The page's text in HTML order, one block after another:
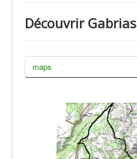
Nous contacter
Gîtes de vacances
Météo à Gabrias
Nos villages
Actualités
Découvrir Gabrias
maps